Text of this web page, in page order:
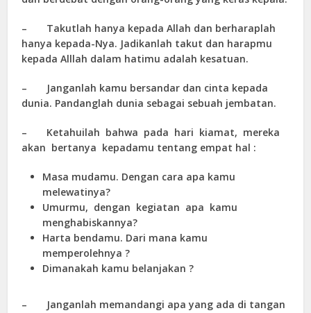
– Takutlah hanya kepada Allah dan berharaplah
hanya kepada-Nya. Jadikanlah takut dan harapmu
kepada Alllah dalam hatimu adalah kesatuan.
– Janganlah kamu bersandar dan cinta kepada
dunia. Pandanglah dunia sebagai sebuah jembatan.
– Ketahuilah bahwa pada hari kiamat, mereka
akan bertanya kepadamu tentang empat hal :
Masa mudamu. Dengan cara apa kamu
melewatinya?
Umurmu, dengan kegiatan apa kamu
menghabiskannya?
Harta bendamu. Dari mana kamu
memperolehnya ?
Dimanakah kamu belanjakan ?
– Janganlah memandangi apa yang ada di tangan